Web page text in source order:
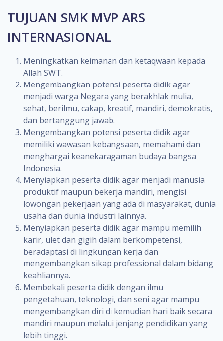
TUJUAN SMK MVP ARS
INTERNASIONAL
Meningkatkan keimanan dan ketaqwaan kepada
Allah SWT.
Mengembangkan potensi peserta didik agar
menjadi warga Negara yang berakhlak mulia,
sehat, berilmu, cakap, kreatif, mandiri, demokratis,
dan bertanggung jawab.
Mengembangkan potensi peserta didik agar
memiliki wawasan kebangsaan, memahami dan
menghargai keanekaragaman budaya bangsa
Indonesia.
Menyiapkan peserta didik agar menjadi manusia
produktif maupun bekerja mandiri, mengisi
lowongan pekerjaan yang ada di masyarakat, dunia
usaha dan dunia industri lainnya.
Menyiapkan peserta didik agar mampu memilih
karir, ulet dan gigih dalam berkompetensi,
beradaptasi di lingkungan kerja dan
mengembangkan sikap professional dalam bidang
keahliannya.
Membekali peserta didik dengan ilmu
pengetahuan, teknologi, dan seni agar mampu
mengembangkan diri di kemudian hari baik secara
mandiri maupun melalui jenjang pendidikan yang
lebih tinggi.